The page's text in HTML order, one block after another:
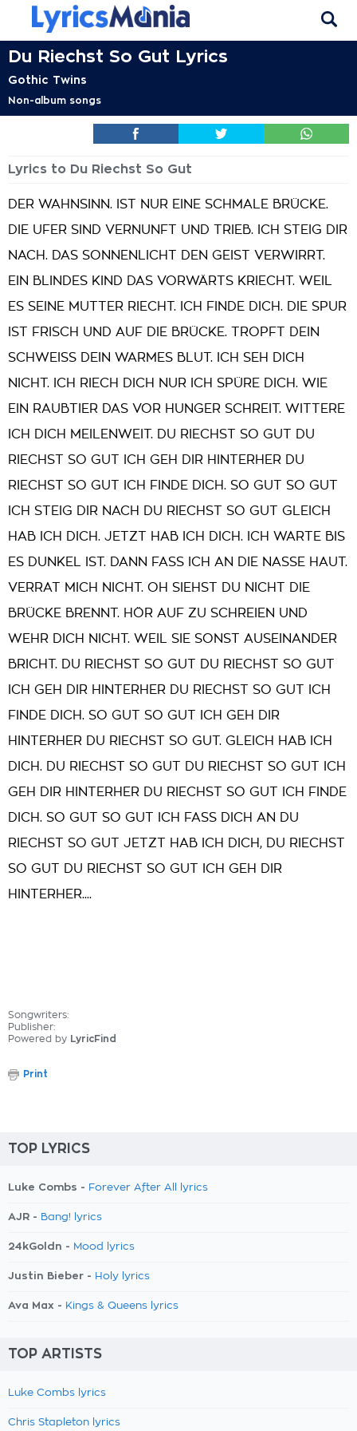
Du Riechst So Gut Lyrics
Gothic Twins
Non-album songs
Lyrics to Du Riechst So Gut
DER WAHNSINN. IST NUR EINE SCHMALE BRÜCKE.
DIE UFER SIND VERNUNFT UND TRIEB. ICH STEIG DIR
NACH. DAS SONNENLICHT DEN GEIST VERWIRRT.
EIN BLINDES KIND DAS VORWÄRTS KRIECHT. WEIL
ES SEINE MUTTER RIECHT. ICH FINDE DICH. DIE SPUR
IST FRISCH UND AUF DIE BRÜCKE. TROPFT DEIN
SCHWEISS DEIN WARMES BLUT. ICH SEH DICH
NICHT. ICH RIECH DICH NUR ICH SPÜRE DICH. WIE
EIN RAUBTIER DAS VOR HUNGER SCHREIT. WITTERE
ICH DICH MEILENWEIT. DU RIECHST SO GUT DU
RIECHST SO GUT ICH GEH DIR HINTERHER DU
RIECHST SO GUT ICH FINDE DICH. SO GUT SO GUT
ICH STEIG DIR NACH DU RIECHST SO GUT GLEICH
HAB ICH DICH. JETZT HAB ICH DICH. ICH WARTE BIS
ES DUNKEL IST. DANN FASS ICH AN DIE NASSE HAUT.
VERRAT MICH NICHT. OH SIEHST DU NICHT DIE
BRÜCKE BRENNT. HÖR AUF ZU SCHREIEN UND
WEHR DICH NICHT. WEIL SIE SONST AUSEINANDER
BRICHT. DU RIECHST SO GUT DU RIECHST SO GUT
ICH GEH DIR HINTERHER DU RIECHST SO GUT ICH
FINDE DICH. SO GUT SO GUT ICH GEH DIR
HINTERHER DU RIECHST SO GUT. GLEICH HAB ICH
DICH. DU RIECHST SO GUT DU RIECHST SO GUT ICH
GEH DIR HINTERHER DU RIECHST SO GUT ICH FINDE
DICH. SO GUT SO GUT ICH FASS DICH AN DU
RIECHST SO GUT JETZT HAB ICH DICH, DU RIECHST
SO GUT DU RIECHST SO GUT ICH GEH DIR
HINTERHER....
Songwriters:
Publisher:
Powered by LyricFind
Print
TOP LYRICS
Luke Combs - Forever After All lyrics
AJR - Bang! lyrics
24kGoldn - Mood lyrics
Justin Bieber - Holy lyrics
Ava Max - Kings & Queens lyrics
TOP ARTISTS
Luke Combs lyrics
Chris Stapleton lyrics